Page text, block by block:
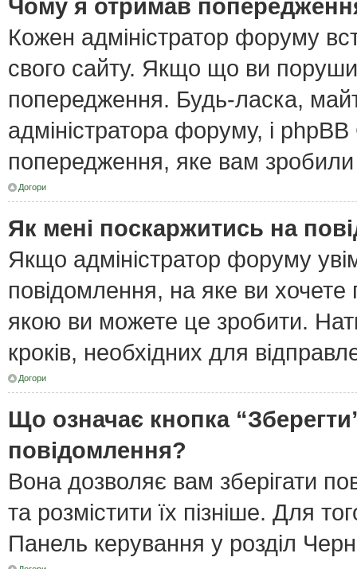
Чому я отримав
Кожен адміністратор форуму
свого сайту. Якщо що ви
попередження. Будь-ласка,
адміністратора форуму, і
попередження, яке вам
Догори
Як мені поскаржитись на
Якщо адміністратор форуму
повідомлення, на яке ви хочете
якою ви можете це зробити.
кроків, необхідних для
Догори
Що означає кнопка
повідомлення?
Вона дозволяє вам зберігати
та розмістити їх пізніше. Для
Панель керування у розділ